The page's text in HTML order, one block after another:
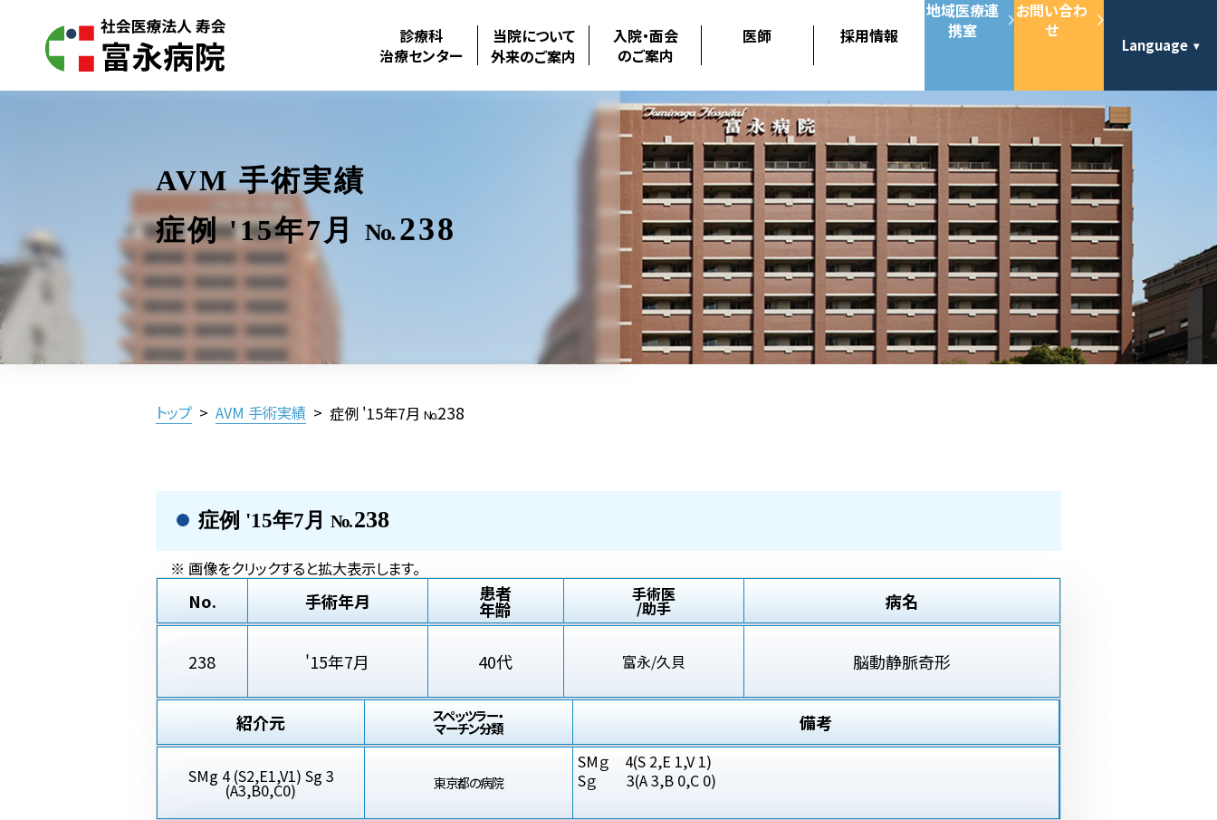
診療科
治療センター
当院について
外来のご案内
入院・面会
のご案内
医師 採用情報
地域医療連
携室
お問い合わ
せ
Language
AVM 手術実績
症例 '15年7月
No.238
トップ > AVM 手術実績 > 症例 '15年7月No.238
症例 '15年7月 No.238
※ 画像をクリックすると拡大表示します。
No. 手術年月 患者
年齢
手術医
/助手 病名
238 '15年7月 40代 富永/久貝 脳動静脈奇形
紹介元 スペッツラー・
マーチン分類 備考
SMg 4 (S2,E1,V1) Sg 3
(A3,B0,C0) 東京都の病院
SMｇ 4(S 2,E 1,V 1)
Sｇ 3(A 3,B 0,C 0)